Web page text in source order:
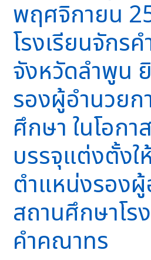
พฤศจิกายน
โรงเรียนจักร
จังหวัดลำพูน
รองผู้อำนวยก
ศึกษา ในโอกา
บรรจุแต่งตั้งใ
ตำแหน่งรอง
สถานศึกษาโร
คำคณาทร